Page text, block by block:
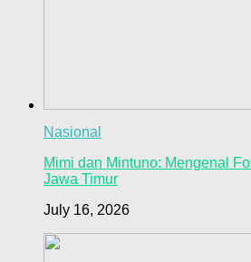
Nasional
Mimi dan Mintuno: Mengenal
Jawa Timur
July 16, 2026